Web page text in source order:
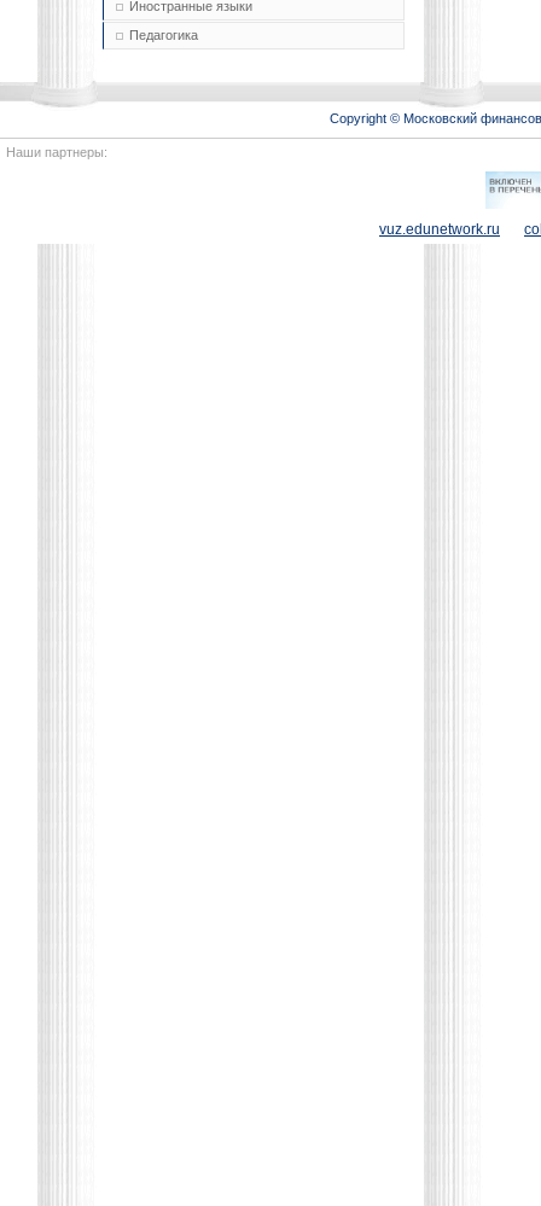
Иностранные языки
Педагогика
Copyright © Московский
Наши партнеры:
vuz.edunetwork.ru